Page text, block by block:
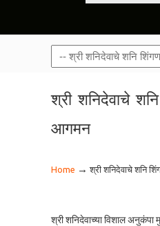
श्री शनिदेवाचे
आगमन
Home →श्री शनिदेवाचे शनि
श्री शनिदेवाच्या विशाल